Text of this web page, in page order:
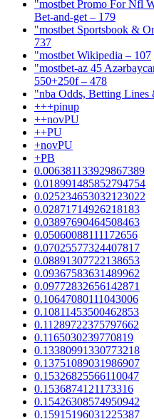
"mostbet Promo For Nfl
Bet-and-get – 179
"‎mostbet Sportsbook &
737
"mostbet Wikipedia – 107
"mostbet-az 45
550+250f – 478
"nba Odds, Betting Lines
+++pinup
++novPU
++PU
+novPU
+PB
0.006381133929867389
0.018991485852794754
0.025234653032123022
0.02871714926218183
0.03897690464508463
0.05060088111172656
0.07025577324407817
0.08891307722138653
0.09367583631489962
0.09772832656142871
0.10647080111043006
0.10811453500462853
0.11289722375797662
0.1165030239770819
0.13380991330773218
0.13751089031986907
0.15326825566110047
0.1536874121173316
0.15426308574950942
0.15915196031225387